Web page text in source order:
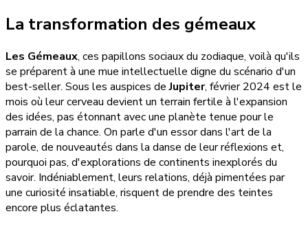
La transformation des gémeaux
Les Gémeaux, ces papillons sociaux du zodiaque, voilà qu'ils
se préparent à une mue intellectuelle digne du scénario d'un
best-seller. Sous les auspices deJupiter, février 2024 est le
mois où leur cerveau devient un terrain fertile à l'expansion
des idées, pas étonnant avec une planète tenue pour le
parrain de la chance. On parle d'un essor dans l'art de la
parole, de nouveautés dans la danse de leur réflexions et,
pourquoi pas, d'explorations de continents inexplorés du
savoir. Indéniablement, leurs relations, déjà pimentées par
une curiosité insatiable, risquent de prendre des teintes
encore plus éclatantes.